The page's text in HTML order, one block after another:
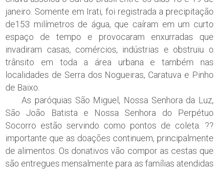
janeiro. Somente em Irati, foi registrada a precipitação
de153 milímetros de água, que caíram em um curto
espaço de tempo e provocaram enxurradas que
invadiram casas, comércios, indústrias e obstruiu o
trânsito em toda a área urbana e também nas
localidades de Serra dos Nogueiras, Caratuva e Pinho
de Baixo.
As paróquias São Miguel, Nossa Senhora da Luz,
São João Batista e Nossa Senhora do Perpétuo
Socorro estão servindo como pontos de coleta. ??
importante que as doações continuem, principalmente
de alimentos. Os donativos vão compor as cestas que
são entregues mensalmente para as famílias atendidas